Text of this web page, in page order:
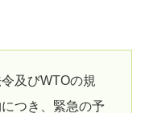
及びWTOの規
つき、緊急の予